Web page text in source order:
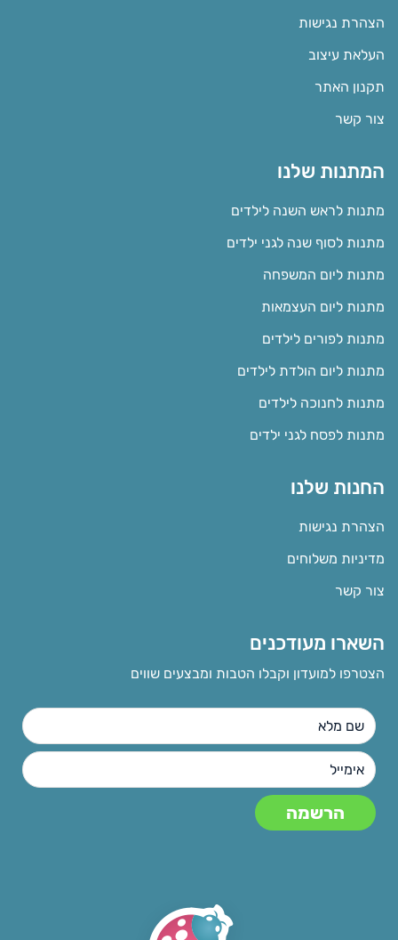
הצהרת נגישות
העלאת עיצוב
תקנון האתר
צור קשר
המתנות שלנו
מתנות לראש השנה לילדים
מתנות לסוף שנה לגני ילדים
מתנות ליום המשפחה
מתנות ליום העצמאות
מתנות לפורים לילדים
מתנות ליום הולדת לילדים
מתנות לחנוכה לילדים
מתנות לפסח לגני ילדים
החנות שלנו
הצהרת נגישות
מדיניות משלוחים
צור קשר
השארו מעודכנים
הצטרפו למועדון וקבלו הטבות ומבצעים שווים